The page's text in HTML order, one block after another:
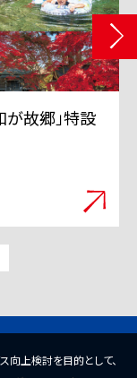
すずちゃん」
全国で放映
向上検討を目的として、